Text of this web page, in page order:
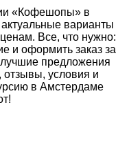
«Кофешопы» в
варианты
Все, что нужно:
и оформить заказ за
предложения
условия и
в Амстердаме